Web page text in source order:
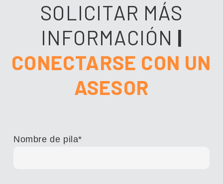
SOLICITAR MÁS
INFORMACIÓN |
CONECTARSE CON UN
ASESOR
Nombre de pila*